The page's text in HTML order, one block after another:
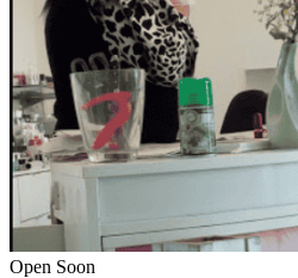
Open Soon